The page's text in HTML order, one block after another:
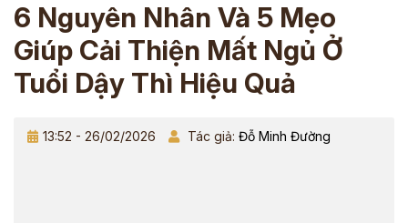
6 Nguyên Nhân Và 5 Mẹo
Giúp Cải Thiện Mất Ngủ Ở
Tuổi Dậy Thì Hiệu Quả
13:52 - 26/02/2026 Tác giả: Đỗ Minh Đường